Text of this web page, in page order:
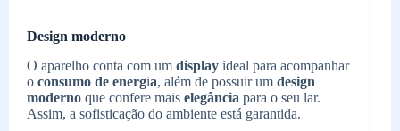
Design moderno
O aparelho conta com um display ideal para acompanhar
o consumo de energia, além de possuir um design
moderno que confere mais elegância para o seu lar.
Assim, a sofisticação do ambiente está garantida.